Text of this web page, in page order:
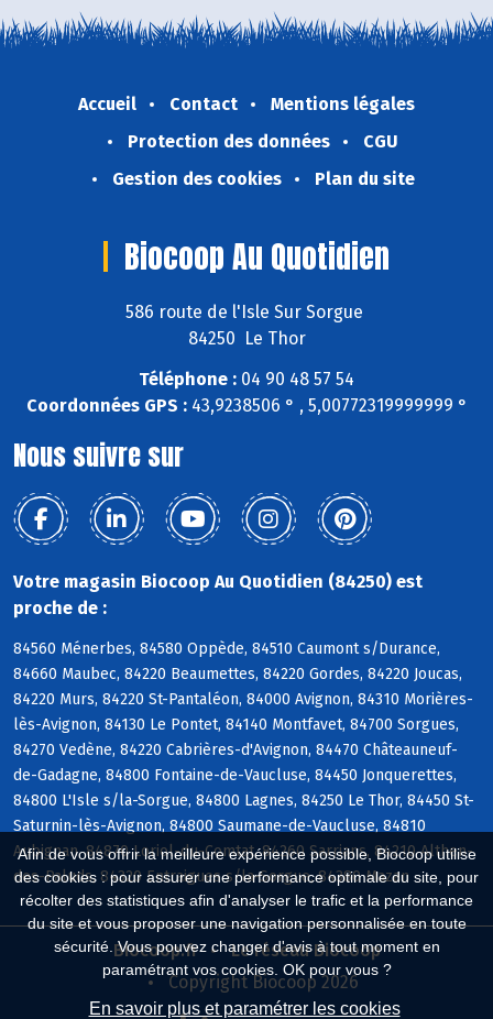
Afin de vous offrir la meilleure expérience possible, Biocoop utilise
des cookies : pour assurer une performance optimale du site, pour
récolter des statistiques afin d'analyser le trafic et la performance
du site et vous proposer une navigation personnalisée en toute
sécurité. Vous pouvez changer d'avis à tout moment en
paramétrant vos cookies. OK pour vous ?
En savoir plus et paramétrer les cookies
Accueil Contact
Mentions légales
Protection des données
CGU
Gestion des cookies
Plan du site
Biocoop Au Quotidien
586 route de l'Isle Sur Sorgue
84250 Le Thor
Téléphone : 04 90 48 57 54
Coordonnées GPS :43,9238506 ° , 5,00772319999999 °
Nous suivre sur
Votre magasin Biocoop Au Quotidien (84250) est
proche de :
84560 Ménerbes, 84580 Oppède, 84510 Caumont s/Durance,
84660 Maubec, 84220 Beaumettes, 84220 Gordes, 84220 Joucas,
84220 Murs, 84220 St-Pantaléon, 84000 Avignon, 84310 Morières-
lès-Avignon, 84130 Le Pontet, 84140 Montfavet, 84700 Sorgues,
84270 Vedène, 84220 Cabrières-d'Avignon, 84470 Châteauneuf-
de-Gadagne, 84800 Fontaine-de-Vaucluse, 84450 Jonquerettes,
84800 L'Isle s/la-Sorgue, 84800 Lagnes, 84250 Le Thor, 84450 St-
Saturnin-lès-Avignon, 84800 Saumane-de-Vaucluse, 84810
Aubignan, 84870 Loriol-du-Comtat, 84260 Sarrians, 84210 Althen-
des-Paluds, 84320 Entraigues s/la-Sorgue, 84380 Mazan
Biocoop.fr
Le réseau Biocoop
Copyright Biocoop 2026